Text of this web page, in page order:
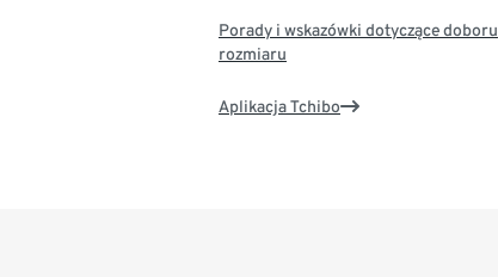
Porady i wskazówki dotyczące doboru
rozmiaru
Aplikacja Tchibo